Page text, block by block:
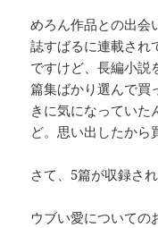
めろん作品との出会
誌すばるに連載され
ですけど、長編小説
篇集ばかり選んで買
きに気になっていた
ど。思い出したから
さて、5篇が収録さ
ウブい愛についての